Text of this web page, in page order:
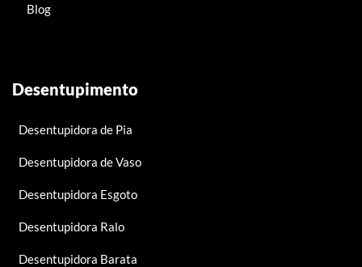
Blog
Desentupimento
Desentupidora de Pia
Desentupidora de Vaso
Desentupidora Esgoto
Desentupidora Ralo
Desentupidora Barata